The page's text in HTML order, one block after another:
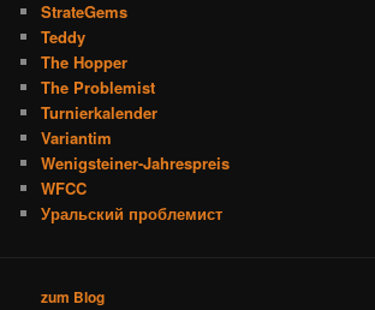
StrateGems
Teddy
The Hopper
The Problemist
Turnierkalender
Variantim
Wenigsteiner-Jahrespreis
WFCC
Уральский проблемист
zum Blog